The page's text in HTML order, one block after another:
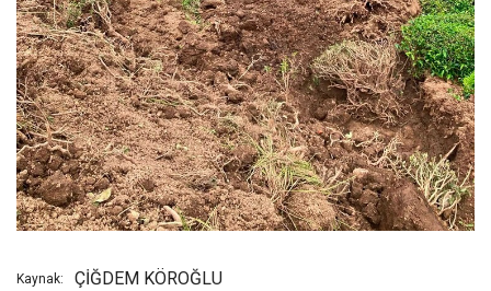
Kaynak: ÇİĞDEM KÖROĞLU